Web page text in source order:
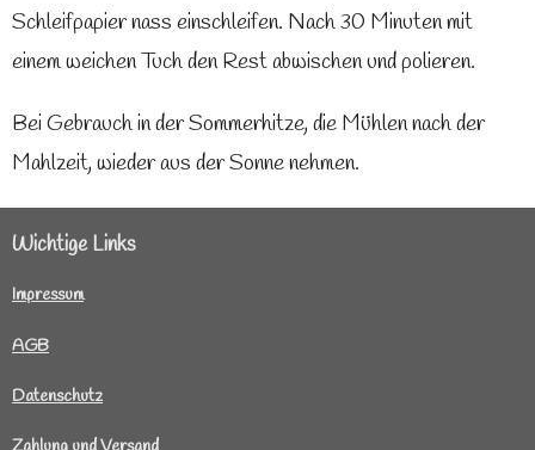
Schleifpapier nass einschleifen. Nach 30 Minuten mit
einem weichen Tuch den Rest abwischen und polieren.
Bei Gebrauch in der Sommerhitze, die Mühlen nach der
Mahlzeit, wieder aus der Sonne nehmen.
Wichtige Links
Impressum
AGB
Datenschutz